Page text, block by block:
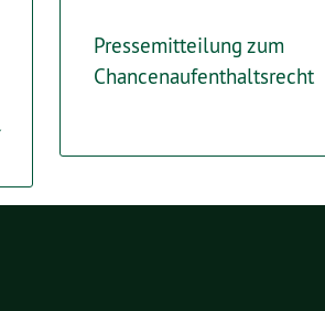
Pressemitteilung zum
Chancenaufenthaltsrecht